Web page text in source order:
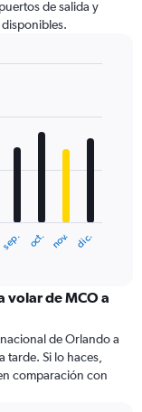
de salida y
sep. oct. nov. dic.
volar de MCO a
de Orlando a
Si lo haces,
comparación con